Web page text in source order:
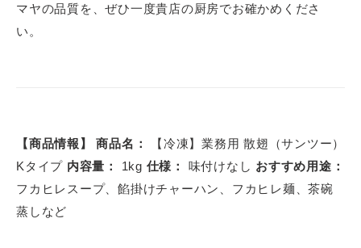
マヤの品質を、ぜひ一度貴店の厨房でお確かめくださ
い。
【商品情報】 商品名：
【冷凍】業務用 散翅（サンツー）
Kタイプ 内容量： 1kg 仕様： 味付けなし おすすめ用途：
フカヒレスープ、餡掛けチャーハン、フカヒレ麺、茶碗
蒸しなど